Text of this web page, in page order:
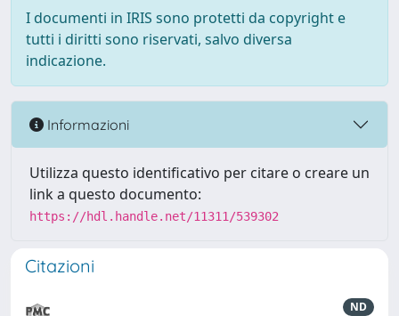
I documenti in IRIS sono protetti da copyright e
tutti i diritti sono riservati, salvo diversa
indicazione.
Informazioni
Utilizza questo identificativo per citare o creare un
link a questo documento:
https://hdl.handle.net/11311/539302
Citazioni
ND